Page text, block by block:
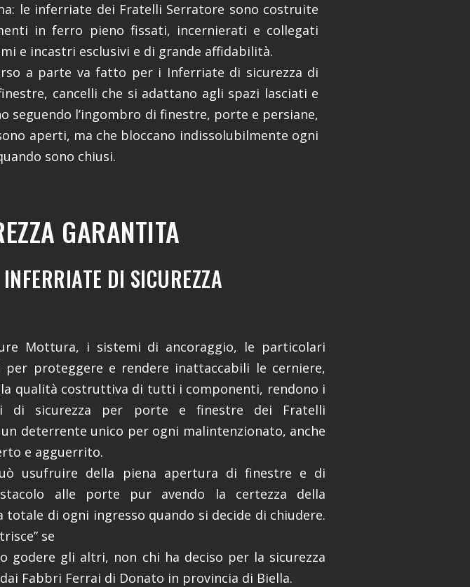
le inferriate dei Fratelli Serratore sono costruite
in ferro pieno fissati, incernierati e collegati
e incastri esclusivi e di grande affidabilità.
a parte va fatto per i Inferriate di sicurezza di
cancelli che si adattano agli spazi lasciati e
seguendo l’ingombro di finestre, porte e persiane,
aperti, ma che bloccano indissolubilmente ogni
sono chiusi.
GARANTITA
DI SICUREZZA
Mottura, i sistemi di ancoraggio, le particolari
per proteggere e rendere inattaccabili le cerniere,
qualità costruttiva di tutti i componenti, rendono i
di sicurezza per porte e finestre dei Fratelli
deterrente unico per ogni malintenzionato, anche
e agguerrito.
usufruire della piena apertura di finestre e di
alle porte pur avendo la certezza della
totale di ogni ingresso quando si decide di chiudere.
se
godere gli altri, non chi ha deciso per la sicurezza
Fabbri Ferrai di Donato in provincia di Biella.